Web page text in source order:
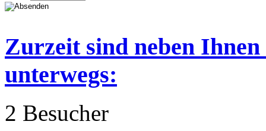
Zurzeit sind neben
unterwegs:
2 Besucher